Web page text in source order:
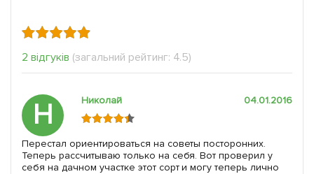
2 відгуків (загальний рейтинг: 4.5)
Н Николай 04.01.2016
Перестал ориентироваться на советы посторонних.
Теперь рассчитываю только на себя. Вот проверил у
себя на дачном участке этот сорт и могу теперь лично